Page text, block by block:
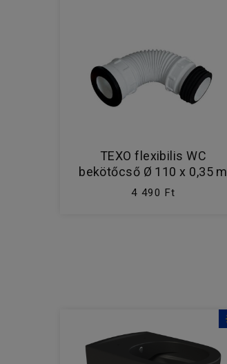
TEXO flexibilis WC
bekötőcső Ø 110 x 0,35 m
4 490 Ft